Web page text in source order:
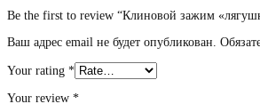
Be the first to review “Клиновой зажим
Ваш адрес email не будет опубликован.
Your rating *
Your review *